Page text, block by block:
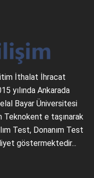
İthalat İhracat
yılında Ankarada
Bayar Üniversitesi
Teknokent e taşınarak
Test, Donanım Test
göstermektedir...